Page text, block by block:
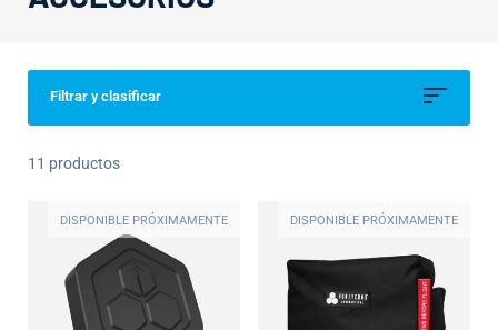
Filtrar y clasificar
11 productos
DISPONIBLE PRÓXIMAMENTE DISPONIBLE PRÓXIMAMENTE